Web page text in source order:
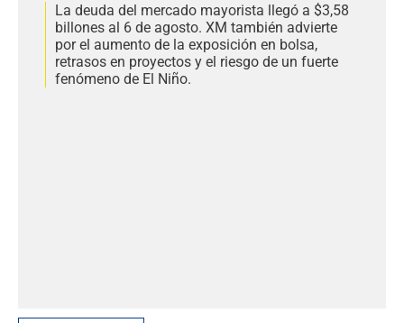
La deuda del mercado mayorista llegó a $3,58
billones al 6 de agosto. XM también advierte
por el aumento de la exposición en bolsa,
retrasos en proyectos y el riesgo de un fuerte
fenómeno de El Niño.